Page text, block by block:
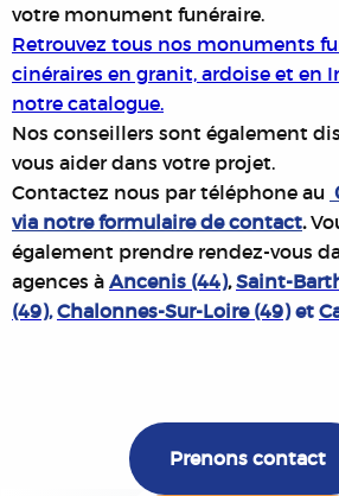
votre monument funéraire.
Retrouvez tous nos monuments
cinéraires en granit, ardoise et en
notre catalogue.
Nos conseillers sont également
vous aider dans votre projet.
Contactez nous par téléphone au
via notre formulaire de contact.
également prendre rendez-vous
agences à Ancenis (44),Saint-
(49),Chalonnes-Sur-Loire (49)et
Prenons contact